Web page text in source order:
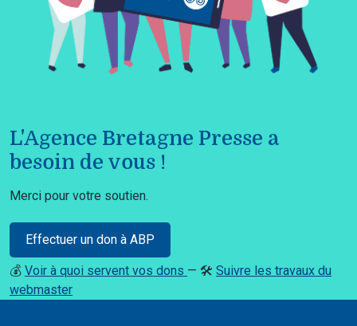
L'Agence Bretagne Presse a
besoin de vous !
Merci pour votre soutien.
Effectuer un don à ABP
💰 Voir à quoi servent vos dons — 🛠️ Suivre les travaux du
webmaster